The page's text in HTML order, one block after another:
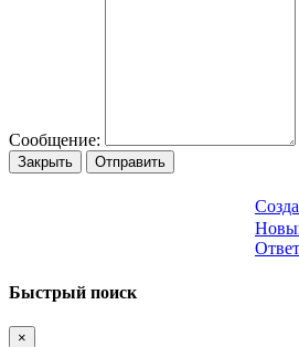
Сообщение:
Закрыть Отправить
Быстрый поиск
×